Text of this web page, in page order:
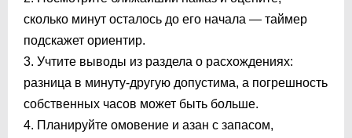
сколько минут осталось до его начала — таймер
подскажет ориентир.
3. Учтите выводы из раздела о расхождениях:
разница в минуту-другую допустима, а погрешность
собственных часов может быть больше.
4. Планируйте омовение и азан с запасом,